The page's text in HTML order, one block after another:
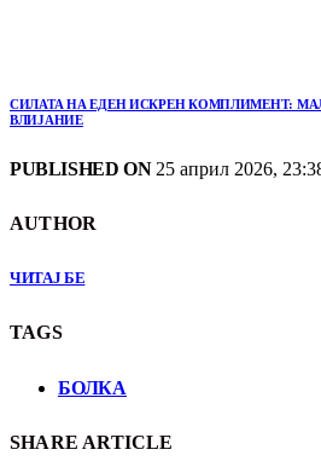
СИЛАТА НА ЕДЕН ИСКРЕН КОМПЛИМЕНТ:
ВЛИЈАНИЕ
PUBLISHED ON25 април 2026,
AUTHOR
ЧИТАЈ БЕ
TAGS
БОЛКА
SHARE ARTICLE